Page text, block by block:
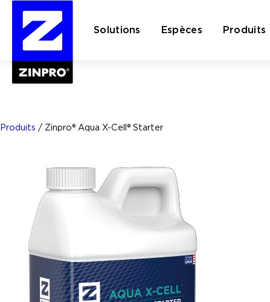
Solutions Espèces Produits
Produits / Zinpro® Aqua X-Cell® Starter